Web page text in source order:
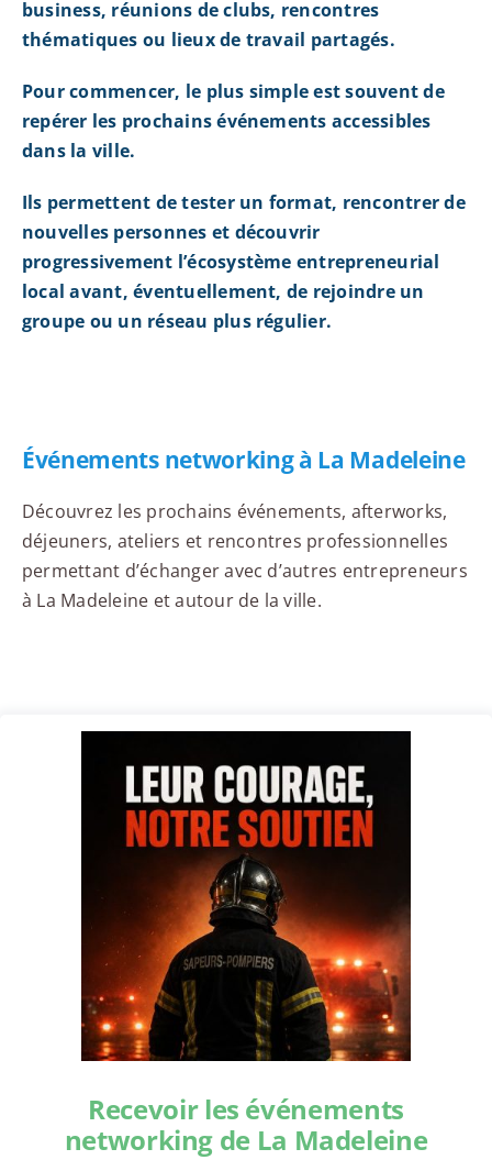
business, réunions de clubs, rencontres
thématiques ou lieux de travail partagés.
Pour commencer, le plus simple est souvent de
repérer les prochains événements accessibles
dans la ville.
Ils permettent de tester un format, rencontrer de
nouvelles personnes et découvrir
progressivement l’écosystème entrepreneurial
local avant, éventuellement, de rejoindre un
groupe ou un réseau plus régulier.
Événements networking à La Madeleine
Découvrez les prochains événements, afterworks,
déjeuners, ateliers et rencontres professionnelles
permettant d’échanger avec d’autres entrepreneurs
à La Madeleine et autour de la ville.
Recevoir les événements
networking de La Madeleine